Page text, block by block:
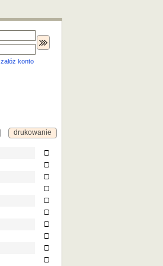
załóż konto
drukowanie